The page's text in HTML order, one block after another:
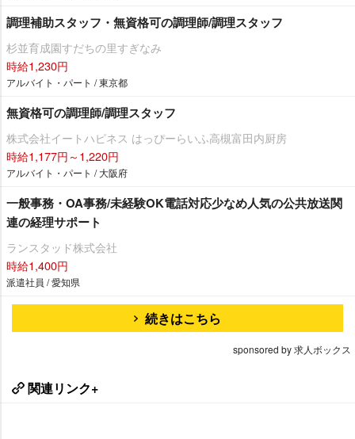
調理補助スタッフ・無資格可の調理師/調理スタッフ
杉並育成園すだちの里すぎなみ
時給1,230円
アルバイト・パート / 東京都
無資格可の調理師/調理スタッフ
株式会社イートハピネス はっぴーらいふ高槻富田内厨房
時給1,177円～1,220円
アルバイト・パート / 大阪府
一般事務・OA事務/未経験OK電話対応少なめ人気の公共放送関
連の経理サポート
ランスタッド株式会社
時給1,400円
派遣社員 / 愛知県
続きはこちら
sponsored by 求人ボックス
関連リンク+